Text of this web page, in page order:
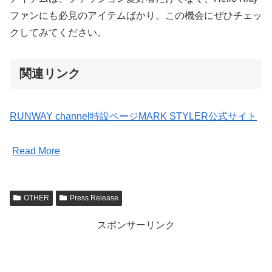
ファンにも必見のアイテムばかり。この機会にぜひチェッ
クしてみてください。
関連リンク
RUNWAY channel特設ページMARK STYLER公式サイト
Read More
OTHER Press Release
スポンサーリンク